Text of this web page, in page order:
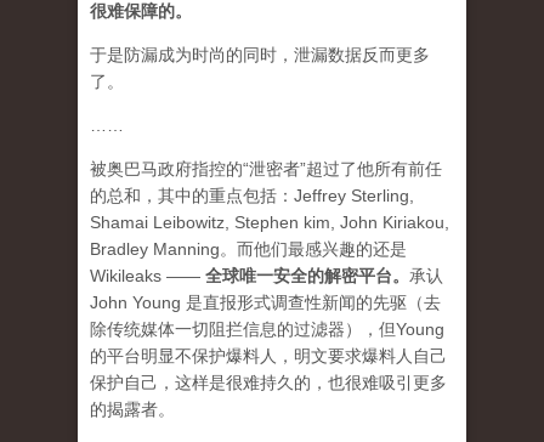
很难保障的。
于是防漏成为时尚的同时，泄漏数据反而更多
了。
被奥巴马政府指控的“泄密者”超过了他所有前任
的总和，其中的重点包括：Jeffrey Sterling,
Shamai Leibowitz, Stephen kim, John Kiriakou,
Bradley Manning。而他们最感兴趣的还是
Wikileaks —— 全球唯一安全的解密平台。 承认
John Young 是直报形式调查性新闻的先驱（去
除传统媒体一切阻拦信息的过滤器），但Young
的平台明显不保护爆料人，明文要求爆料人自己
保护自己，这样是很难持久的，也很难吸引更多
的揭露者。